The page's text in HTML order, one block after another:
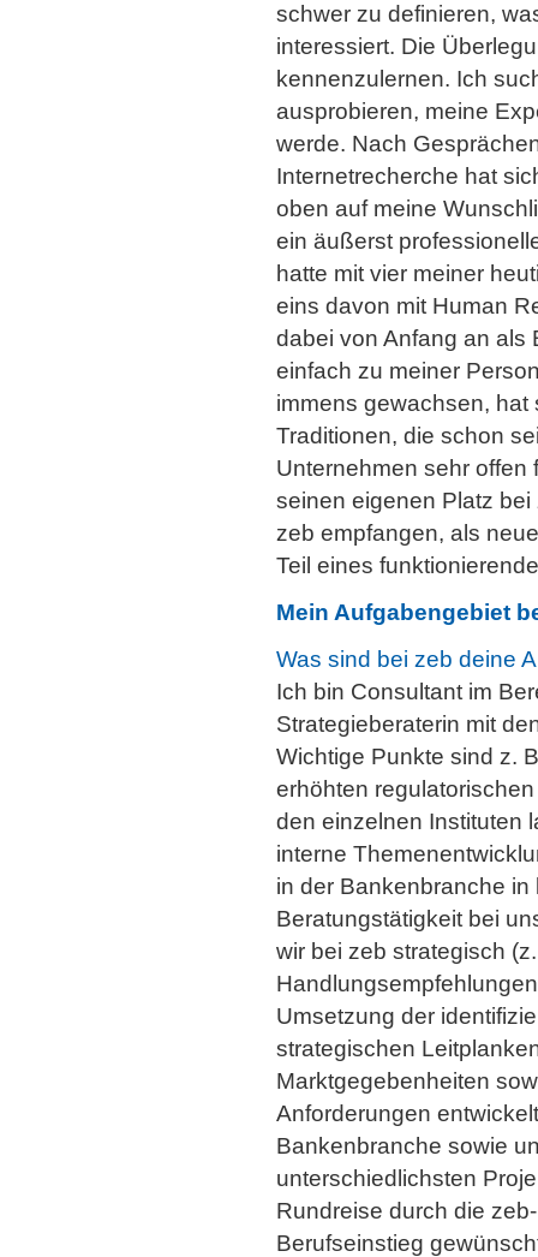
schwer zu definieren,
interessiert. Die
kennenzulernen. Ich
ausprobieren, meine
werde. Nach
Internetrecherche hat
oben auf meine
ein äußerst
hatte mit vier meiner
eins davon mit Human
dabei von Anfang an als
einfach zu meiner
immens gewachsen, hat
Traditionen, die schon
Unternehmen sehr offen
seinen eigenen Platz
zeb empfangen, als
Teil eines
Mein Aufgabengebiet
Was sind bei zeb deine
Ich bin Consultant im
Strategieberaterin mit
Wichtige Punkte sind z.
erhöhten
den einzelnen Instituten
interne
in der Bankenbranche
Beratungstätigkeit bei
wir bei zeb strategisch
Umsetzung der
strategischen
Marktgegebenheiten
Anforderungen
Bankenbranche sowie
unterschiedlichsten
Rundreise durch die
Berufseinstieg